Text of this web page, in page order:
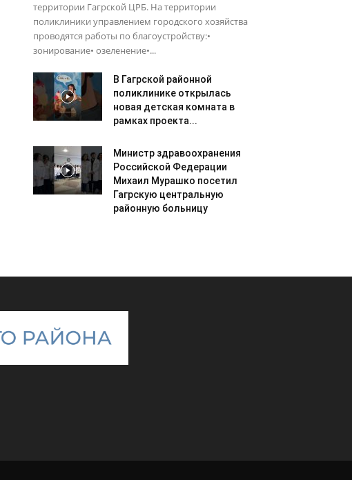
территории Гагрской ЦРБ. На территории
поликлиники управлением городского хозяйства
проводятся работы по благоустройству:•
зонирование• озеленение•...
В Гагрской районной
поликлинике открылась
новая детская комната в
рамках проекта...
Министр здравоохранения
Российской Федерации
Михаил Мурашко посетил
Гагрскую центральную
районную больницу